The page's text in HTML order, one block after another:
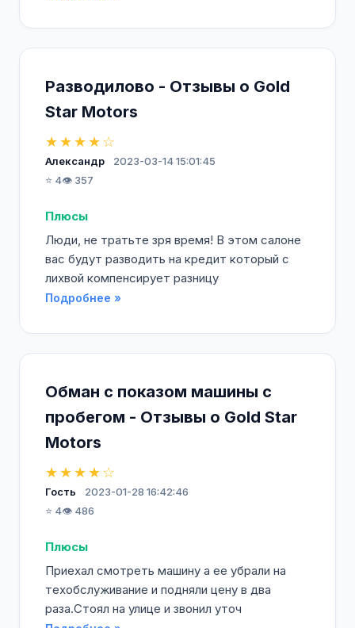
Разводилово - Отзывы о Gold
Star Motors
★★★★☆
Александр
2023-03-14 15:01:45
⭐ 4👁️ 357
Плюсы
Люди, не тратьте зря время! В этом салоне
вас будут разводить на кредит который с
лихвой компенсирует разницу
Подробнее »
Обман с показом машины с
пробегом - Отзывы о Gold Star
Motors
★★★★☆
Гость
2023-01-28 16:42:46
⭐ 4👁️ 486
Плюсы
Приехал смотреть машину а ее убрали на
техобслуживание и подняли цену в два
раза.Стоял на улице и звонил уточ